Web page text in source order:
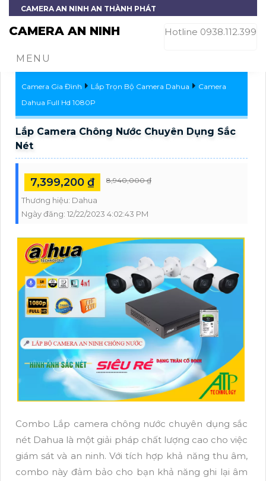
CAMERA AN NINH AN THÀNH PHÁT
CAMERA AN NINH Hotline 0938.112.399
MENU
Camera Gia Đình Lắp Trọn Bộ Camera Dahua
Camera
Dahua Full Hd 1080P
Lắp Camera Chông Nước Chuyên Dụng Sắc
Nét
7,399,200 ₫ 8,940,000 ₫
Thương hiệu: Dahua
Ngày đăng: 12/22/2023 4:02:43 PM
Combo Lắp camera chông nước chuyên dụng sắc
nét Dahua là một giải pháp chất lượng cao cho việc
giám sát và an ninh. Với tích hợp khả năng thu âm,
combo này đảm bảo cho bạn khả năng ghi lại âm